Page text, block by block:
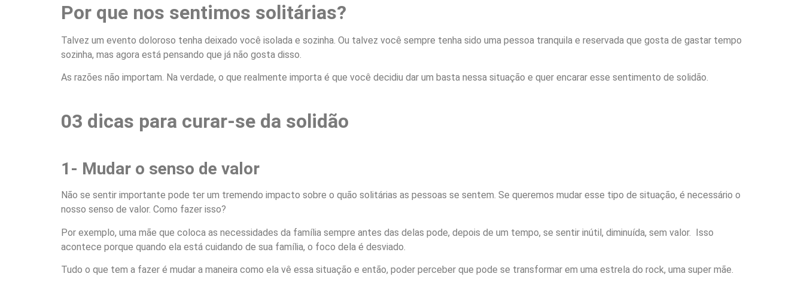
Por que nos sentimos solitárias?
Talvez um evento doloroso tenha deixado você isolada e sozinha. Ou talvez você sempre tenha sido uma pessoa tranquila e reservada que gosta de gastar tempo
sozinha, mas agora está pensando que já não gosta disso.
As razões não importam. Na verdade, o que realmente importa é que você decidiu dar um basta nessa situação e quer encarar esse sentimento de solidão.
03 dicas para curar-se da solidão
1- Mudar o senso de valor
Não se sentir importante pode ter um tremendo impacto sobre o quão solitárias as pessoas se sentem. Se queremos mudar esse tipo de situação, é necessário o
nosso senso de valor. Como fazer isso?
Por exemplo, uma mãe que coloca as necessidades da família sempre antes das delas pode, depois de um tempo, se sentir inútil, diminuída, sem valor. Isso
acontece porque quando ela está cuidando de sua família, o foco dela é desviado.
Tudo o que tem a fazer é mudar a maneira como ela vê essa situação e então, poder perceber que pode se transformar em uma estrela do rock, uma super mãe.